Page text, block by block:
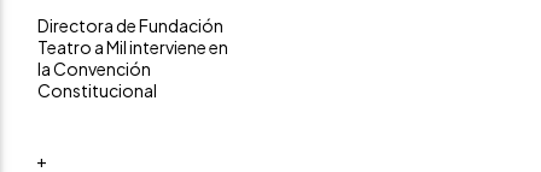
Directora de Fundación
Teatro a Mil interviene en
la Convención
Constitucional
+